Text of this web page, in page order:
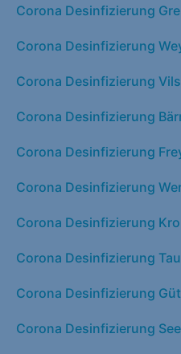
Corona Desinfizierung
Corona Desinfizierung
Corona Desinfizierung
Corona Desinfizierung
Corona Desinfizierung
Corona Desinfizierung
Corona Desinfizierung
Corona Desinfizierung
Corona Desinfizierung
Corona Desinfizierung